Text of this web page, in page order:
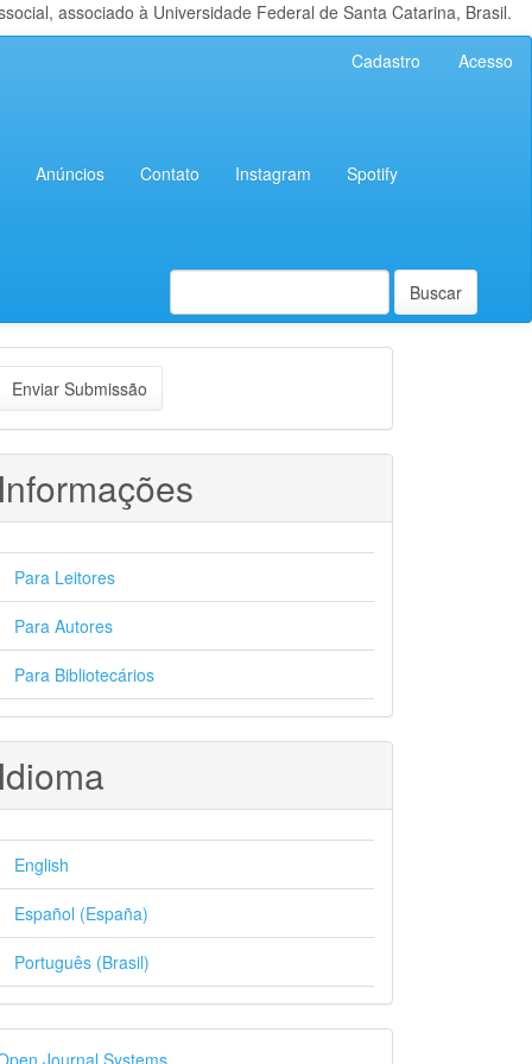
associado à Universidade Federal de Santa Catarina, Brasil.
Cadastro Acesso
Anúncios Contato Instagram Spotify
Buscar
Enviar Submissão
Para Leitores
Para Autores
Para Bibliotecários
English
Español (España)
Português (Brasil)
Journal Systems